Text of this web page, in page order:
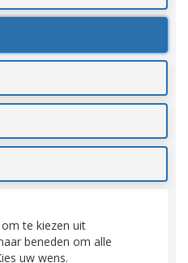
te kiezen uit
beneden om alle
uw wens.